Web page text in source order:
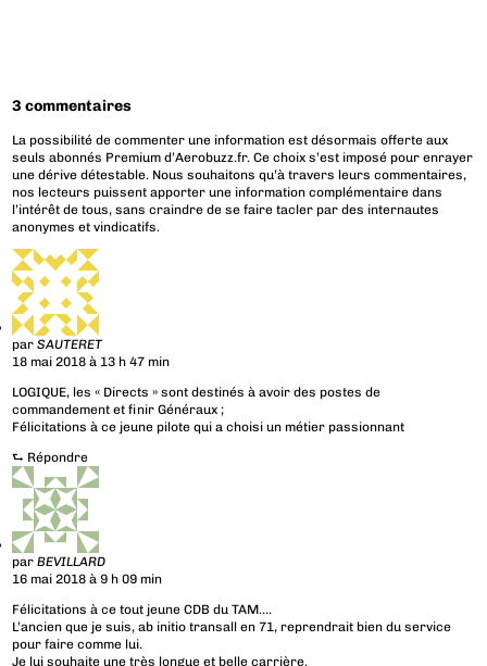
3 commentaires
La possibilité de commenter une information est désormais offerte aux
seuls abonnés Premium d’Aerobuzz.fr. Ce choix s’est imposé pour enrayer
une dérive détestable. Nous souhaitons qu’à travers leurs commentaires,
nos lecteurs puissent apporter une information complémentaire dans
l’intérêt de tous, sans craindre de se faire tacler par des internautes
anonymes et vindicatifs.
parSAUTERET
18 mai 2018 à 13 h 47 min
LOGIQUE, les « Directs » sont destinés à avoir des postes de
commandement et finir Généraux ;
Félicitations à ce jeune pilote qui a choisi un métier passionnant
⮑ Répondre
parBEVILLARD
16 mai 2018 à 9 h 09 min
Félicitations à ce tout jeune CDB du TAM….
L’ancien que je suis, ab initio transall en 71, reprendrait bien du service
pour faire comme lui.
Je lui souhaite une très longue et belle carrière.